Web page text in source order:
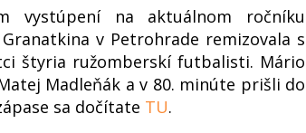
vystúpení na aktuálnom ročníku
v Petrohrade remizovala s
štyria ružomberskí futbalisti. Mário
Madleňák a v 80. minúte prišli do
sa dočítate TU.